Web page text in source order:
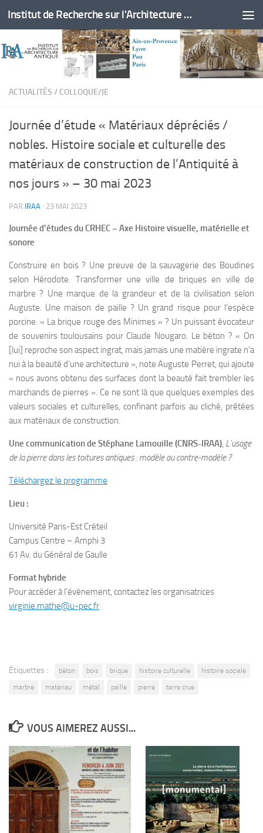
Skip to content Institut de Recherche sur l'Architecture Antique
ACTUALITÉS / COLLOQUE/JE
Journée d’étude « Matériaux dépréciés /
nobles. Histoire sociale et culturelle des
matériaux de construction de l’Antiquité à
nos jours » – 30 mai 2023
PAR IRAA · 23 MAI 2023
Journée d’études du CRHEC – Axe Histoire visuelle, matérielle et
sonore
Construire en bois ? Une preuve de la sauvagerie des Boudines
selon Hérodote. Transformer une ville de briques en ville de
marbre ? Une marque de la grandeur et de la civilisation selon
Auguste. Une maison de paille ? Un grand risque pour l’espèce
porcine. « La brique rouge des Minimes » ? Un puissant évocateur
de souvenirs toulousains pour Claude Nougaro. Le béton ? « On
[lui] reproche son aspect ingrat, mais jamais une matière ingrate n’a
nui à la beauté d’une architecture », note Auguste Perret, qui ajoute
« nous avons obtenu des surfaces dont la beauté fait trembler les
marchands de pierres ». Ce ne sont là que quelques exemples des
valeurs sociales et culturelles, confinant parfois au cliché, prêtées
aux matériaux de construction.
Une communication de Stéphane Lamouille (CNRS-IRAA), L’usage
de la pierre dans les toitures antiques : modèle ou contre-modèle ?
Téléchargez le programme
Lieu :
Université Paris-Est Créteil
Campus Centre – Amphi 3
61 Av. du Général de Gaulle
Format hybride
Pour accéder à l’évènement, contactez les organisatrices
virginie.mathe@u-pec.fr
Étiquettes : béton bois brique histoire culturelle
histoire sociale
marbre
matériau métal paille pierre terre crue
VOUS AIMEREZ AUSSI...